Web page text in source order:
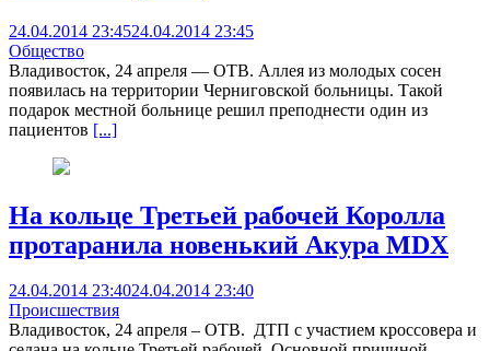
24.04.2014 23:4524.04.2014 23:45
Общество
Владивосток, 24 апреля — ОТВ. Аллея из молодых сосен
появилась на территории Черниговской больницы. Такой
подарок местной больнице решил преподнести один из
пациентов [...]
На кольце Третьей рабочей Королла
протаранила новенький Акура MDX
24.04.2014 23:4024.04.2014 23:40
Происшествия
Владивосток, 24 апреля – ОТВ. ДТП с участием кроссовера и